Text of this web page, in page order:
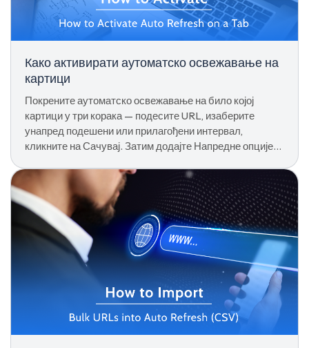
Како активирати аутоматско освежавање на
картици
Покрените аутоматско освежавање на било којој
картици у три корака — подесите URL, изаберите
унапред подешени или прилагођени интервал,
кликните на Сачувај. Затим додајте Напредне опције
интеракцији.